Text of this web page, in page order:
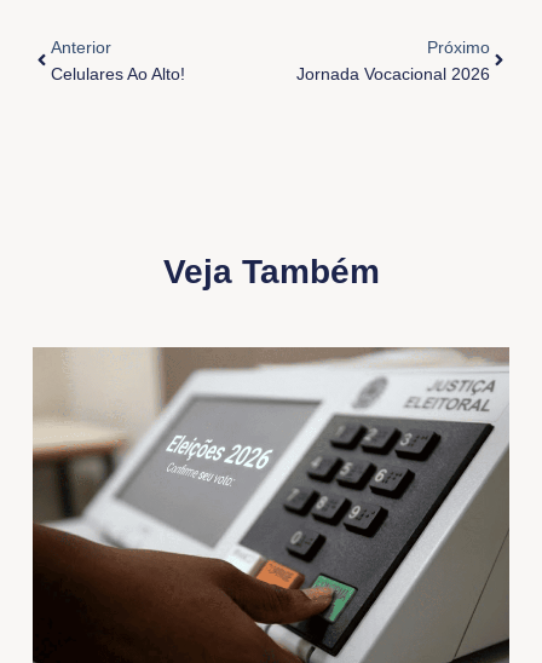
Anterior
Celulares Ao Alto!
Próximo
Jornada Vocacional 2026
Veja Também